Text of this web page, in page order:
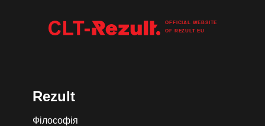
OFFICIAL WEBSITE
OF REZULT EU
Rezult
Філософія